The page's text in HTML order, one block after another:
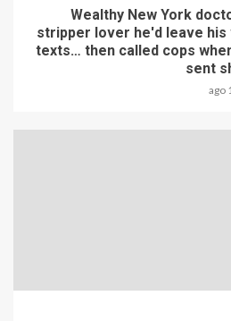
Wealthy New York
stripper lover he'd leave
texts… then called cops
sent